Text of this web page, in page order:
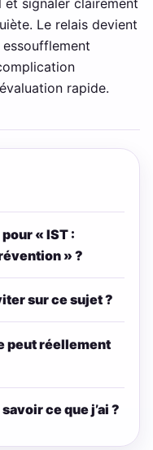
signaler clairement
Le relais devient
rapide.
« IST :
» ?
sur ce sujet ?
peut réellement
ce que j’ai ?